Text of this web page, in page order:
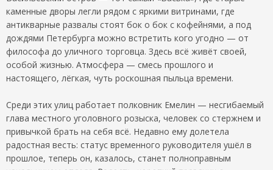
каменные дворы легли рядом с яркими витринами, где
антикварные развалы стоят бок о бок с кофейнями, а под
дождями Петербурга можно встретить кого угодно — от
философа до уличного торговца. Здесь всё живёт своей,
особой жизнью. Атмосфера — смесь прошлого и
настоящего, лёгкая, чуть роскошная пыльца времени.
Среди этих улиц работает полковник Емелин — несгибаемый
глава местного уголовного розыска, человек со стержнем и
привычкой брать на себя всё. Недавно ему долетела
радостная весть: статус временного руководителя ушёл в
прошлое, теперь он, казалось, станет полноправным